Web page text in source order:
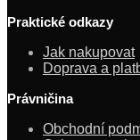
Praktické odkazy
Jak nakupovat
Doprava a
Právničina
Obchodní